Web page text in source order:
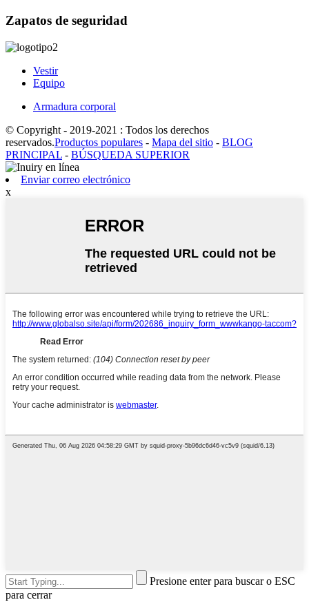
Zapatos de seguridad
Vestir
Equipo
Armadura corporal
© Copyright - 2019-2021 : Todos los derechos
reservados.Productos populares - Mapa del sitio - BLOG
PRINCIPAL - BÚSQUEDA SUPERIOR
Enviar correo electrónico
x
Presione enter para buscar o ESC
para cerrar